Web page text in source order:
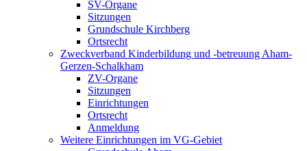
SV-Organe
Sitzungen
Grundschule Kirchberg
Ortsrecht
Zweckverband Kinderbildung und -betreuung Aham-
Gerzen-Schalkham
ZV-Organe
Sitzungen
Einrichtungen
Ortsrecht
Anmeldung
Weitere Einrichtungen im VG-Gebiet